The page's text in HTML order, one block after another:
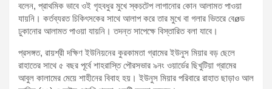
বলেন, প্রাথমিক ভাবে ওই গৃহবধুর মুখে স্কচটেপ লাগানোর কোন আলামত পাওয়া
যায়নি। কর্তব্যরত চিকিৎসকের সাথে আলাপ করে তার মুখে বা গলার ভিতরে বেøড
ঢুকানোর আলামত পাওয়া যায়নি। তদন্ত সাপেক্ষে বিস্তারিত বলা যাবে।
প্রসঙ্গত, রায়শ্রী দক্ষিণ ইউনিয়নের কুরকামতা গ্রামের ইউনুস মিয়ার বড় ছেলে
রাহাতের সাথে ৫ বছর পূর্বে শাহরাস্তি পৌরসভার ৯নং ওয়ার্ডের ছিখুটিয়া গ্রামের
আবুল কালামের মেয়ে শাহীনের বিবাহ হয়। ইউনুস মিয়ার পরিবারে রাহাত ছাড়াও আল